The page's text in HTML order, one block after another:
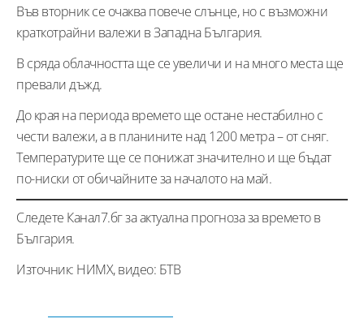
Във вторник се очаква повече слънце, но с възможни
краткотрайни валежи в Западна България.
В сряда облачността ще се увеличи и на много места ще
превали дъжд.
До края на периода времето ще остане нестабилно с
чести валежи, а в планините над 1200 метра – от сняг.
Температурите ще се понижат значително и ще бъдат
по-ниски от обичайните за началото на май.
Следете Канал7.бг за актуална прогноза за времето в
България.
Източник: НИМХ, видео: БТВ